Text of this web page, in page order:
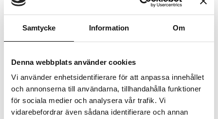
Samtycke Information Om
Denna webbplats använder cookies
Vi använder enhetsidentifierare för att anpassa innehållet
och annonserna till användarna, tillhandahålla funktioner
för sociala medier och analysera vår trafik. Vi
vidarebefordrar även sådana identifierare och annan
Flymaster Extra mot flygande insekter i och omkring
inte särskilt tillåtits.
Finns i lager (20+ st)
Inkl. moms: 285 kr
Lägg i varukorgen